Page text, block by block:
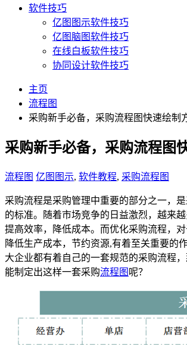
软件技巧
亿图图示软件技巧
亿图脑图软件技巧
在线白板软件技巧
协同设计软件技巧
主页
流程图
采购新手必备，采购流程图快速绘制
采购新手必备，采购流程图
流程图 亿图图示, 软件教程, 采购流程图
采购流程是采购管理中重要的部分之一，
的标准。随着市场竞争的日益激烈，越来
提高效率，降低成本。而优化采购流程，对
降低生产成本，节约资源,有着至关重要的
大企业都有着自己的一套规范的采购流程
能制定出这样一套采购流程图 呢？